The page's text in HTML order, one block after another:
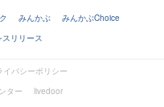
みんかぶ
みんかぶChoice
スリリース
イバシーポリシー
ター
livedoor